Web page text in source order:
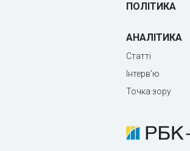
ПОЛІТИКА
АНАЛІТИКА
Статті
Інтерв'ю
Точка зору